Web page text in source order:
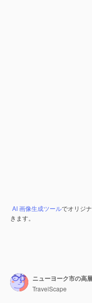
AI 画像生成ツールでオリジ
きます。
ニューヨーク市の高
TravelScape